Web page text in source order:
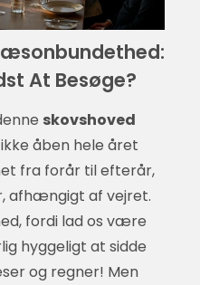
At Besøge?
skovshoved
åben hele året
fra forår til efterår,
afhængigt af vejret.
fordi lad os være
hyggeligt at sidde
og regner! Men